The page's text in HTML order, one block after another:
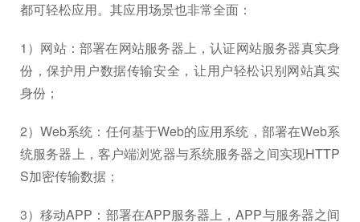
都可轻松应用。其应用场景也非常全面：
1）网站：部署在网站服务器上，认证网站服务器真实身
份，保护用户数据传输安全，让用户轻松识别网站真实
身份；
2）Web系统：任何基于Web的应用系统，部署在Web系
统服务器上，客户端浏览器与系统服务器之间实现HTTP
S加密传输数据；
3）移动APP：部署在APP服务器上，APP与服务器之间